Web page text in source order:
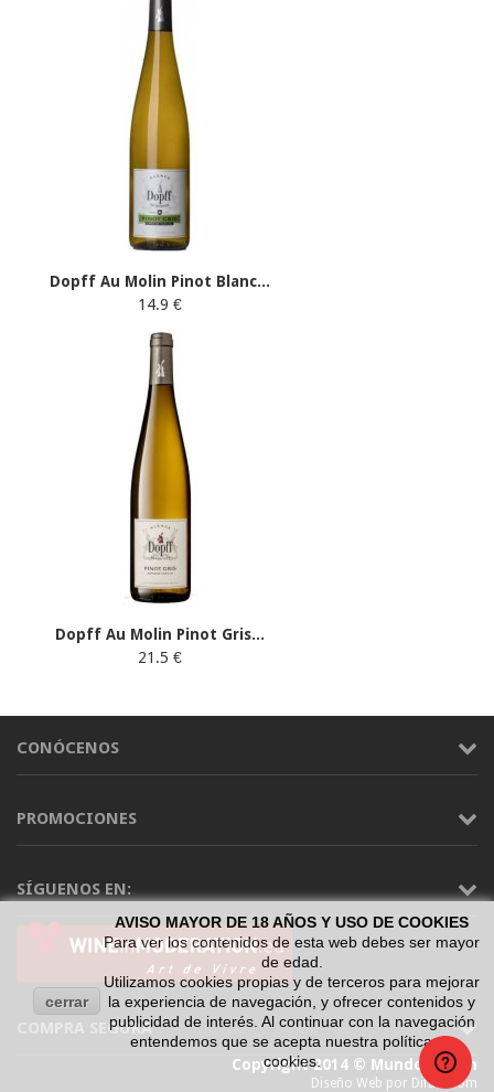
Dopff Au Molin Pinot Blanc...
14.9 €
Dopff Au Molin Pinot Gris...
21.5 €
CONÓCENOS
PROMOCIONES
SÍGUENOS EN:
COMPRA SEGURA
cerrar
AVISO MAYOR DE 18 AÑOS Y USO DE COOKIES
Para ver los contenidos de esta web debes ser mayor
de edad.
Utilizamos cookies propias y de terceros para mejorar
la experiencia de navegación, y ofrecer contenidos y
publicidad de interés. Al continuar con la navegación
entendemos que se acepta nuestra política de
cookies.
Copyright 2014 © Mundo Vinum
Diseño Web por Difadi.com